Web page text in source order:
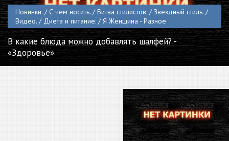
Новинки. / С чем носить. / Битва стилистов. / Звездный стиль. /
Видео. / Диета и питание. / Я Женщина - Разное
В какие блюда можно добавлять шалфей? -
«Здоровье»